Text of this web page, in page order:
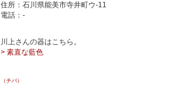
住所：石川県能美市寺井町ウ-11
電話：-
川上さんの器はこちら。
> 素直な藍色
（チバ）